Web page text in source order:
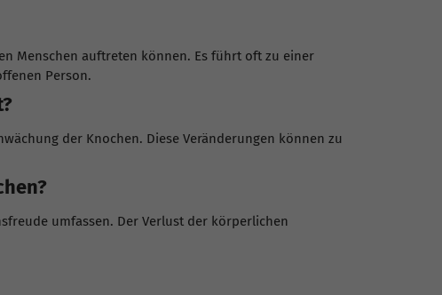
Menschen auftreten können. Es führt oft zu einer
Person.
der Knochen. Diese Veränderungen können zu
umfassen. Der Verlust der körperlichen